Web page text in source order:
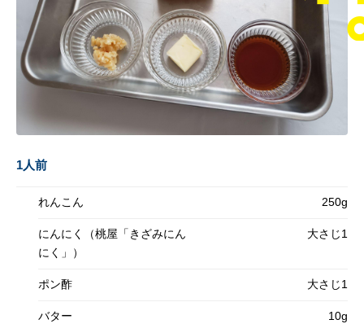
1人前
れんこん 250g
にんにく（桃屋「きざみにん
にく」）
大さじ1
ポン酢 大さじ1
バター 10g